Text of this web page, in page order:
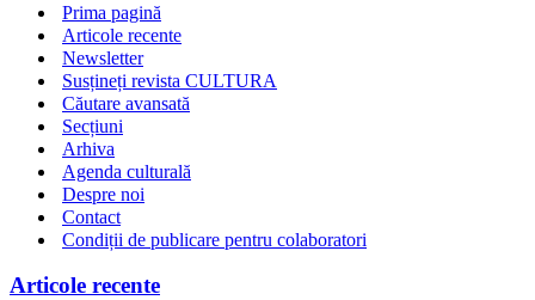
Prima pagină
Articole recente
Newsletter
Susțineți revista CULTURA
Căutare avansată
Secțiuni
Arhiva
Agenda culturală
Despre noi
Contact
Condiții de publicare pentru colaboratori
Articole recente